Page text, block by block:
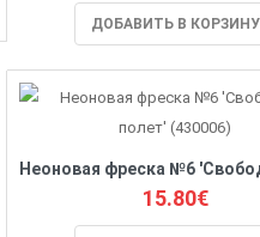
ДОБАВИТЬ В КОРЗИНУ
15.80€